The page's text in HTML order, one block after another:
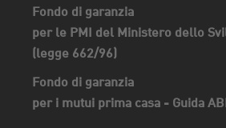
Fondo di garanzia
per le PMI del Ministero dello
(legge 662/96)
Fondo di garanzia
per i mutui prima casa - Guida